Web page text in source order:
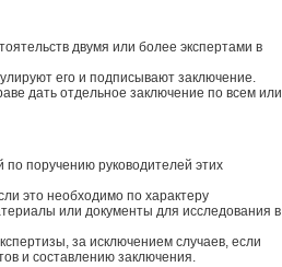
двумя или более экспертами в
его и подписывают заключение.
дать отдельное заключение по всем или
по поручению руководителей этих
это необходимо по характеру
или документы для исследования в
за исключением случаев, если
и составлению заключения.